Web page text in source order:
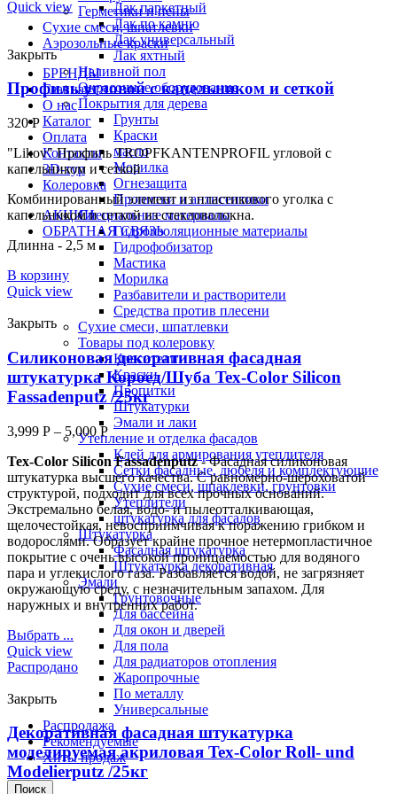
Лак паркетный
Лак по камню
Лак универсальный
Лак яхтный
Наливной пол
Окрасочное оборудование
Покрытия для дерева
Грунты
Краски
масло
Морилка
Огнезащита
Пропитки и антисептики
Специальные материалы
Гидроизоляционные материалы
Гидрофобизатор
Мастика
Морилка
Разбавители и растворители
Средства против плесени
Сухие смеси, шпатлевки
Товары под колеровку
Красители
Краски
Пропитки
Штукатурки
Эмали и лаки
Утепление и отделка фасадов
Клей для армирования утеплителя
Сетки фасадные, дюбеля и комплектующие
Сухие смеси, шпаклевки, грунтовки
Утеплители
штукатурка для фасадов
Штукатурка
Фасадная штукатурка
Штукатурка декоративная
Эмали
Грунтовочные
Для бассейна
Для окон и дверей
Для пола
Для радиаторов отопления
Жаропрочные
По металлу
Универсальные
Распродажа
Рекомендуемые
Хиты продаж
Поиск
Герметики и пены
Сухие смеси, шпатлевки
Аэрозольные краски
БРЕНДЫ
Главная
О нас
Каталог
Оплата
Контакты
3D-тур
Колеровка
АКЦИИ
ОБРАТНАЯ СВЯЗЬ
Quick view
Закрыть
Профиль угловой с капельником и сеткой
320Р
"Likov" Профиль TROPFKANTENPROFIL угловой с
капельником и сеткой
Комбинированный элемент из пластикового уголка с
капельником и сеткой из стекловолокна.
Длинна - 2,5 м
В корзину
Quick view
Закрыть
Силиконовая декоративная фасадная
штукатурка Короед/Шуба Tex-Color Silicon
Fassadenputz /25кг
3,999 Р – 5,000 Р
Tex-Color Silicon Fassadenputz- Фасадная силиконовая
штукатурка высшего качества. С равномерно-шероховатой
структурой, подходит для всех прочных оснований.
Экстремально белая, водо- и пылеотталкивающая,
щелочестойкая, невосприимчивая к поражению грибком и
водорослями. Образует крайне прочное нетермопластичное
покрытие с очень высокой проницаемостью для водяного
пара и углекислого газа. Разбавляется водой, не загрязняет
окружающую среду, с незначительным запахом. Для
наружных и внутренних работ.
Выбрать ...
Quick view
Распродано
Закрыть
Декоративная фасадная штукатурка
моделируемая акриловая Tex-Color Roll- und
Modelierputz /25кг